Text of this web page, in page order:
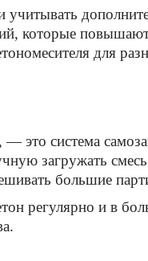
которые
для
это система
загружать
большие
регулярно и в